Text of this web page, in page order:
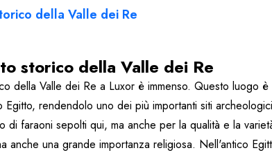
della Valle dei Re
storico della Valle dei Re
della Valle dei Re a Luxor è immenso. Questo luogo
Egitto, rendendolo uno dei più importanti siti
di faraoni sepolti qui, ma anche per la qualità e la
anche una grande importanza religiosa. Nell'antico